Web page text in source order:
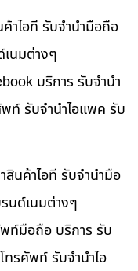
าไอที รับจำนำมือถือ
นมต่างๆ
บริการ รับจำนำ
ท์ รับจำนำไอแพค รับ
นค้าไอที รับจำนำมือ
นด์เนมต่างๆ
ท์มือถือ บริการ รับ
ทรศัพท์ รับจำนำไอ